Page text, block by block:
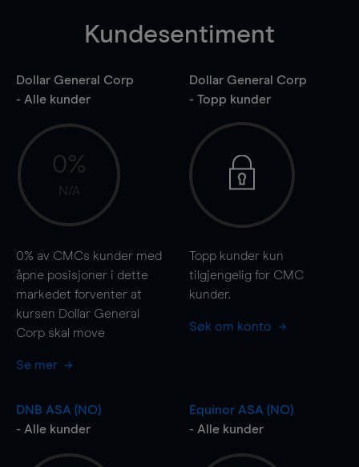
Kundesentiment
Dollar General Corp
- Alle kunder
0%
N/A
0% av CMCs kunder med
åpne posisjoner i dette
markedet forventer at
kursen Dollar General
Corp skal move
Se mer
Dollar General Corp
- Topp kunder
Topp kunder kun
tilgjengelig for CMC
kunder.
Søk om konto
DNB ASA (NO)
- Alle kunder
Equinor ASA (NO)
- Alle kunder